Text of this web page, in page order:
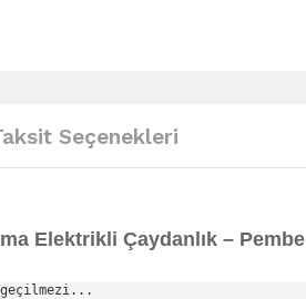
Seçenekleri
Elektrikli Çaydanlık – Pembe